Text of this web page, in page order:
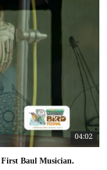
04:02
Baul Musician.